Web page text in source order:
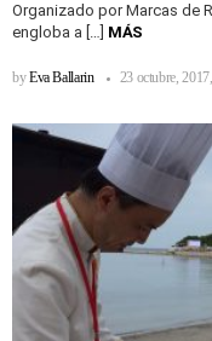
Organizado por Marcas de
engloba a […] MÁS
byEva Ballarin 23 octubre,